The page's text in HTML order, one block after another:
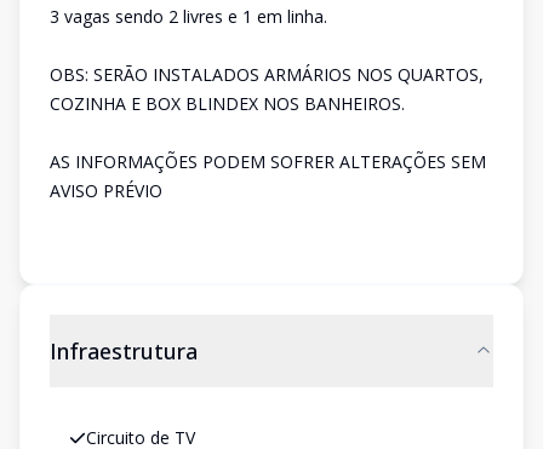
3 vagas sendo 2 livres e 1 em linha.
OBS: SERÃO INSTALADOS ARMÁRIOS NOS QUARTOS,
COZINHA E BOX BLINDEX NOS BANHEIROS.
AS INFORMAÇÕES PODEM SOFRER ALTERAÇÕES SEM
AVISO PRÉVIO
Infraestrutura
Circuito de TV